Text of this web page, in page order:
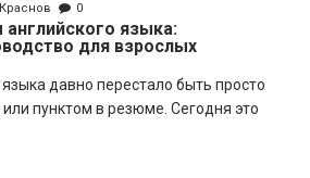
0
языка:
для взрослых
давно перестало быть просто
пунктом в резюме. Сегодня это